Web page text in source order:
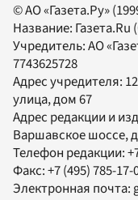
© АО «Газета.Ру»
Название: Газета.Ru
Учредитель:АО
7743625728
Адрес учредителя:
улица, дом 67
Адрес редакции и
Варшавское шоссе,
Телефон редакции:
Факс:+7 (495) 785-17-
Электронная почта: